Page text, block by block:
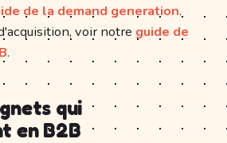
de la demand generation.
voir notre guide de
.
qui
en B2B